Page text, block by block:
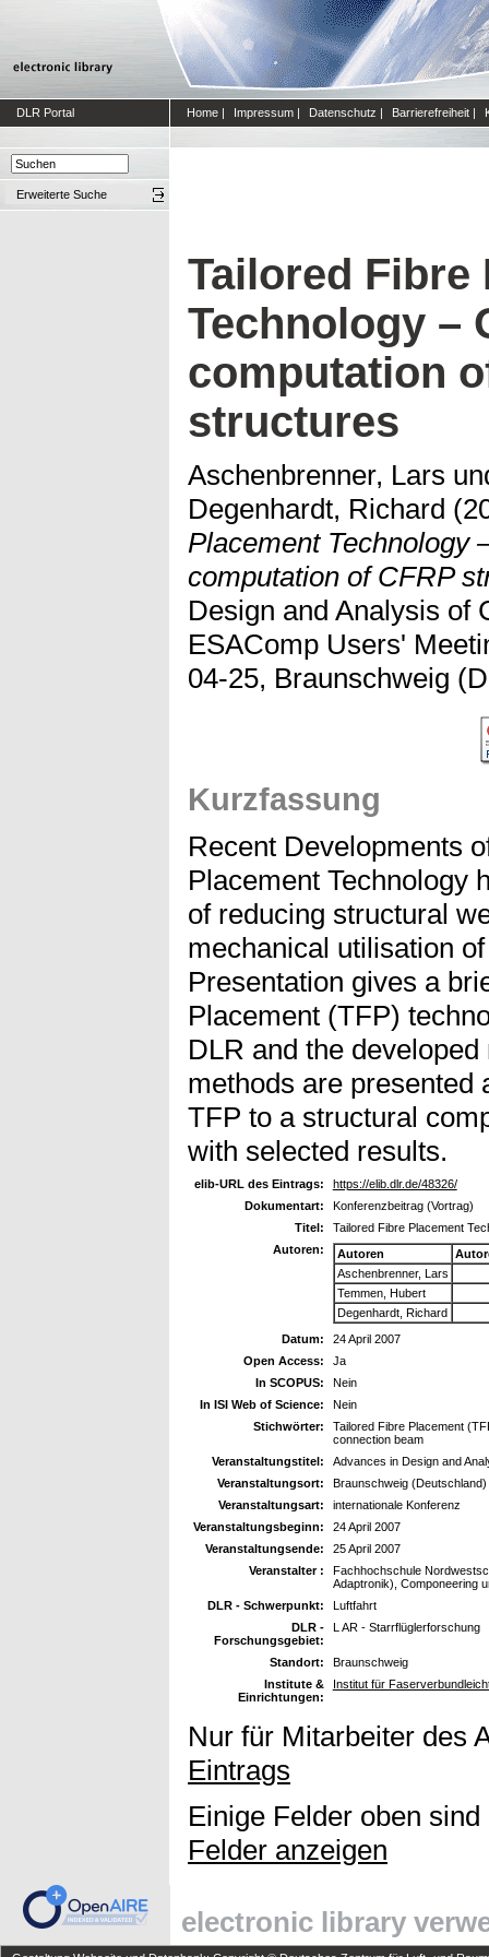
DLR Portal Home | Impressum | Datenschutz | Barrierefreiheit |
Erweiterte Suche
Tailored Fibre
Technology –
computation
structures
Aschenbrenner, Lars
Degenhardt, Richard
Placement Technology
computation of CFRP
Design and Analysis of
ESAComp Users'
04-25, Braunschweig
Kurzfassung
Recent Developments
Placement Technology
of reducing structural
mechanical utilisation
Presentation gives a
Placement (TFP)
DLR and the
methods are presented
TFP to a structural
with selected results.
elib-URL des Eintrags:
https://elib.dlr.de/48326/
Dokumentart:
Konferenzbeitrag (Vortrag)
Titel:
Tailored Fibre Placement
Autoren:
Autoren
Aschenbrenner, Lars
Temmen, Hubert
Degenhardt, Richard
Datum:
24 April 2007
Open Access:
Ja
In SCOPUS:
Nein
In ISI Web of Science:
Nein
Stichwörter:
Tailored Fibre Placement
connection beam
Veranstaltungstitel:
Advances in Design and
Veranstaltungsort:
Braunschweig (Deutschland)
Veranstaltungsart:
internationale Konferenz
Veranstaltungsbeginn:
24 April 2007
Veranstaltungsende:
25 April 2007
Veranstalter :
Fachhochschule
Adaptronik), Componeering
DLR - Schwerpunkt:
Luftfahrt
DLR -
Forschungsgebiet:
L AR - Starrflüglerforschung
Standort:
Braunschweig
Institute &
Einrichtungen:
Institut für
Nur für Mitarbeiter des
Eintrags
Einige Felder oben
Felder anzeigen
electronic library